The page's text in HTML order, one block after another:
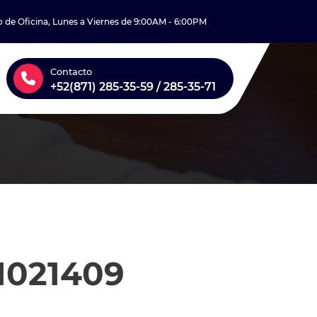
de Oficina, Lunes a Viernes de 9:00AM - 6:00PM
Contacto
+52(871) 285-35-59 / 285-35-71